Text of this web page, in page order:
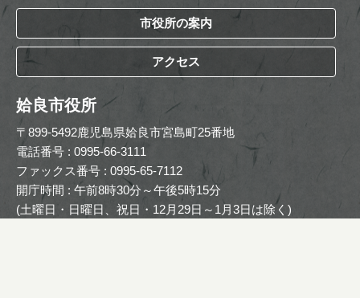
市役所の案内
アクセス
姶良市役所
〒899-5492鹿児島県姶良市宮島町25番地
電話番号 : 0995-66-3111
ファックス番号 : 0995-65-7112
開庁時間 : 午前8時30分～午後5時15分
(土曜日・日曜日、祝日・12月29日～1月3日は除く)